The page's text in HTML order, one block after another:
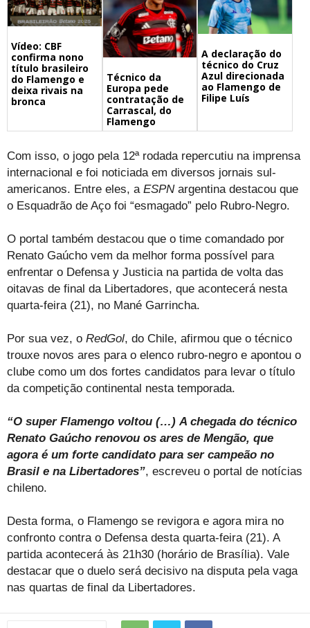
Vídeo: CBF
confirma nono
título brasileiro
do Flamengo e
deixa rivais na
bronca
Técnico da
Europa pede
contratação de
Carrascal, do
Flamengo
A declaração do
técnico do Cruz
Azul direcionada
ao Flamengo de
Filipe Luís
Com isso, o jogo pela 12ª rodada repercutiu na imprensa
internacional e foi noticiada em diversos jornais sul-
americanos. Entre eles, a ESPNargentina destacou que
o Esquadrão de Aço foi “esmagado” pelo Rubro-Negro.
O portal também destacou que o time comandado por
Renato Gaúcho vem da melhor forma possível para
enfrentar o Defensa y Justicia na partida de volta das
oitavas de final da Libertadores, que acontecerá nesta
quarta-feira (21), no Mané Garrincha.
Por sua vez, o RedGol, do Chile, afirmou que o técnico
trouxe novos ares para o elenco rubro-negro e apontou o
clube como um dos fortes candidatos para levar o título
da competição continental nesta temporada.
“O super Flamengo voltou (…) A chegada do técnico
Renato Gaúcho renovou os ares de Mengão, que
agora é um forte candidato para ser campeão no
Brasil e na Libertadores”, escreveu o portal de notícias
chileno.
Desta forma, o Flamengo se revigora e agora mira no
confronto contra o Defensa desta quarta-feira (21). A
partida acontecerá às 21h30 (horário de Brasília). Vale
destacar que o duelo será decisivo na disputa pela vaga
nas quartas de final da Libertadores.